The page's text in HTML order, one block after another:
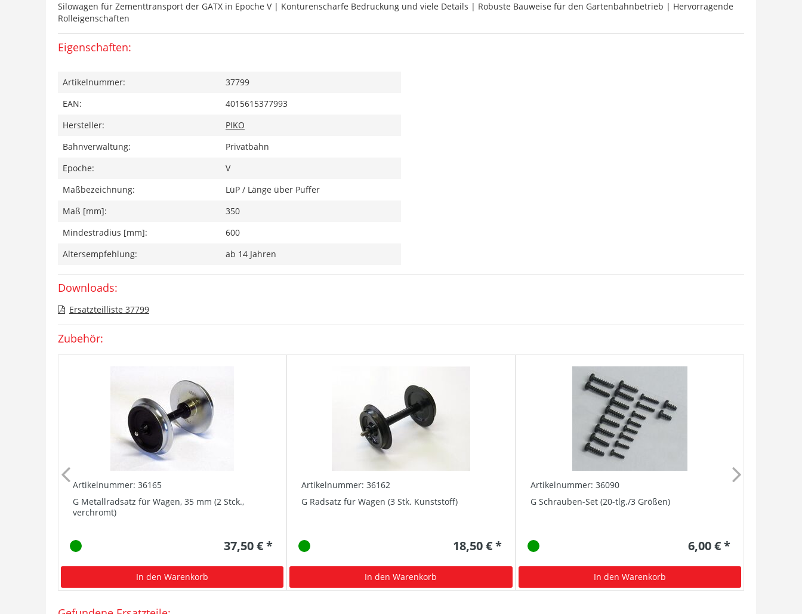
Silowagen für Zementtransport der GATX in Epoche V | Konturenscharfe Bedruckung und viele Details | Robuste Bauweise für den Gartenbahnbetrieb | Hervorragende
Rolleigenschaften
Eigenschaften:
Artikelnummer:
37799
EAN:
4015615377993
Hersteller:
PIKO
Bahnverwaltung:
Privatbahn
Epoche:
V
Maßbezeichnung:
LüP / Länge über Puffer
Maß [mm]:
350
Mindestradius [mm]:
600
Altersempfehlung:
ab 14 Jahren
Downloads:
Ersatzteilliste 37799
Zubehör:
Artikelnummer: 36165
G Metallradsatz für Wagen, 35 mm (2 Stck.,
verchromt)
37,50 € *
In den Warenkorb
Artikelnummer: 36162
G Radsatz für Wagen (3 Stk. Kunststoff)
18,50 € *
In den Warenkorb
Artikelnummer: 36090
G Schrauben-Set (20-tlg./3 Größen)
6,00 € *
In den Warenkorb